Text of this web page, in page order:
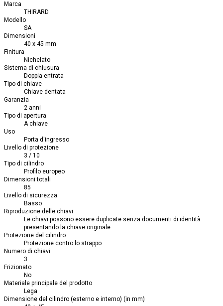
Marca
THIRARD
Modello
SA
Dimensioni
40 x 45 mm
Finitura
Nichelato
Sistema di chiusura
Doppia entrata
Tipo di chiave
Chiave dentata
Garanzia
2 anni
Tipo di apertura
A chiave
Uso
Porta d'ingresso
Livello di protezione
3 / 10
Tipo di cilindro
Profilo europeo
Dimensioni totali
85
Livello di sicurezza
Basso
Riproduzione delle chiavi
Le chiavi possono essere duplicate senza documenti di identità
presentando la chiave originale
Protezione del cilindro
Protezione contro lo strappo
Numero di chiavi
3
Frizionato
No
Materiale principale del prodotto
Lega
Dimensione del cilindro (esterno e interno) (in mm)